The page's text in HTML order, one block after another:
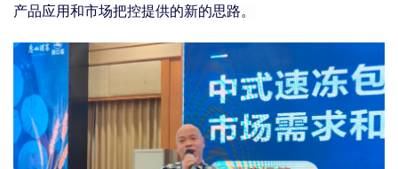
产品应用和市场把控提供的新的思路。